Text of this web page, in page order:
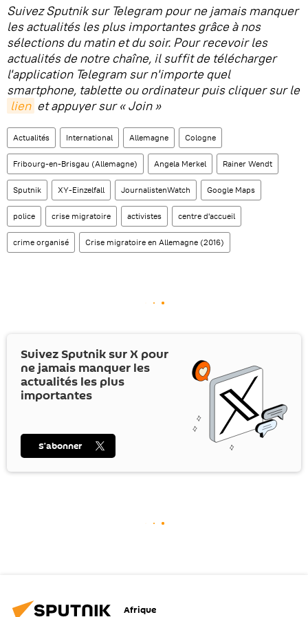
Suivez Sputnik sur Telegram pour ne jamais manquer
les actualités les plus importantes grâce à nos
sélections du matin et du soir. Pour recevoir les
actualités de notre chaîne, il suffit de télécharger
l'application Telegram sur n'importe quel
smartphone, tablette ou ordinateur puis cliquer sur le
lien et appuyer sur « Join »
Actualités International Allemagne Cologne
Fribourg-en-Brisgau (Allemagne) Angela Merkel Rainer Wendt
Sputnik XY-Einzelfall JournalistenWatch Google Maps
police crise migratoire activistes centre d'accueil
crime organisé Crise migratoire en Allemagne (2016)
Suivez Sputnik surX pour
ne jamais manquer les
actualités les plus
importantes
S’abonner
Afrique